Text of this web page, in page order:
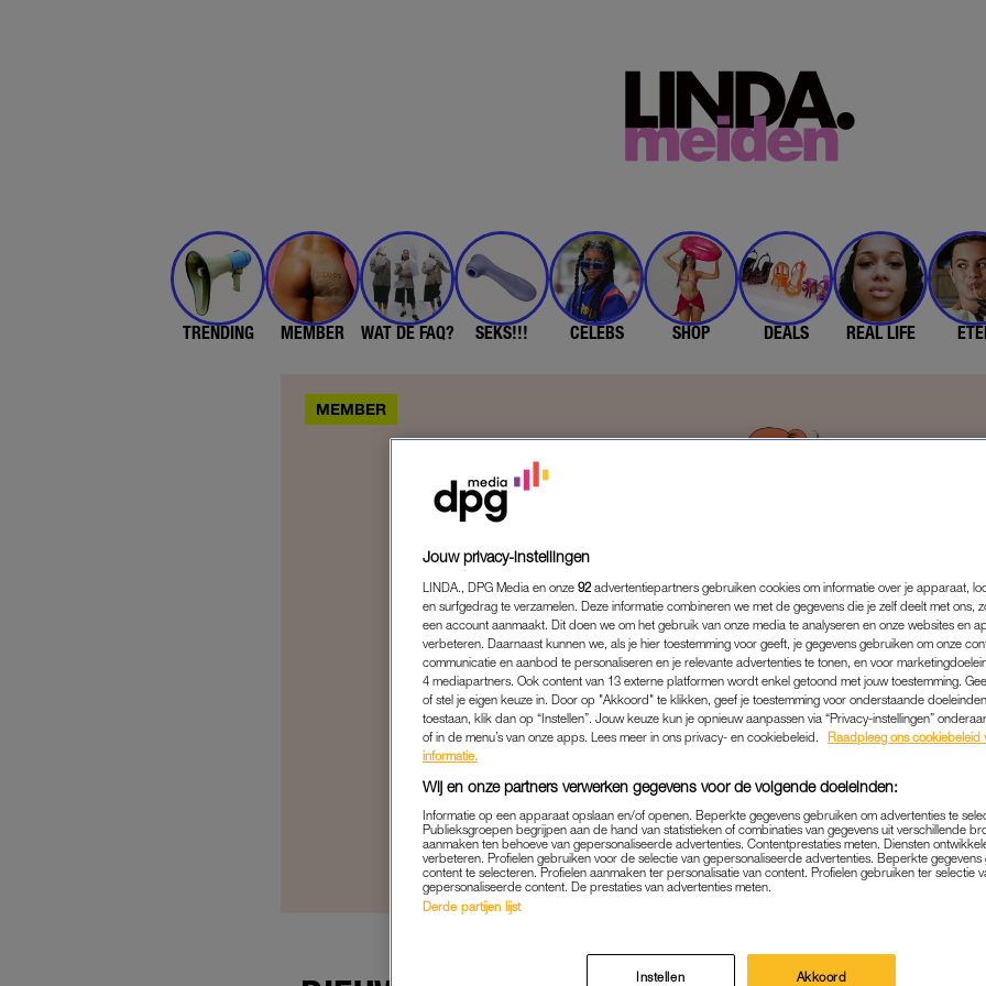
TRENDING MEMBER WAT DE FAQ? SEKS!!! CELEBS SHOP DEALS REAL LIFE
Jouw privacy-instellingen
LINDA., DPG Media en onze 92 advertentiepartners gebruiken cookies om informatie over je apparaat,
en surfgedrag te verzamelen. Deze informatie combineren we met de gegevens die je zelf deelt met ons,
een account aanmaakt. Dit doen we om het gebruik van onze media te analyseren en onze websites en
verbeteren. Daarnaast kunnen we, als je hier toestemming voor geeft, je gegevens gebruiken om onze
communicatie en aanbod te personaliseren en je relevante advertenties te tonen, en voor
4 mediapartners. Ook content van 13 externe platformen wordt enkel getoond met jouw toestemming.
of stel je eigen keuze in. Door op "Akkoord" te klikken, geef je toestemming voor onderstaande
toestaan, klik dan op “Instellen”. Jouw keuze kun je opnieuw aanpassen via “Privacy-instellingen”
of in de menu’s van onze apps. Lees meer in ons privacy- en cookiebeleid.
Raadpleeg ons cookiebeleid
informatie.
Wij en onze partners verwerken gegevens voor de volgende doeleinden:
Informatie op een apparaat opslaan en/of openen. Beperkte gegevens gebruiken om advertenties te
Publieksgroepen begrijpen aan de hand van statistieken of combinaties van gegevens uit verschillende
aanmaken ten behoeve van gepersonaliseerde advertenties. Contentprestaties meten. Diensten
verbeteren. Profielen gebruiken voor de selectie van gepersonaliseerde advertenties. Beperkte
content te selecteren. Profielen aanmaken ter personalisatie van content. Profielen gebruiken ter selectie
gepersonaliseerde content. De prestaties van advertenties meten.
Derde partijen lijst
Instellen Akkoord